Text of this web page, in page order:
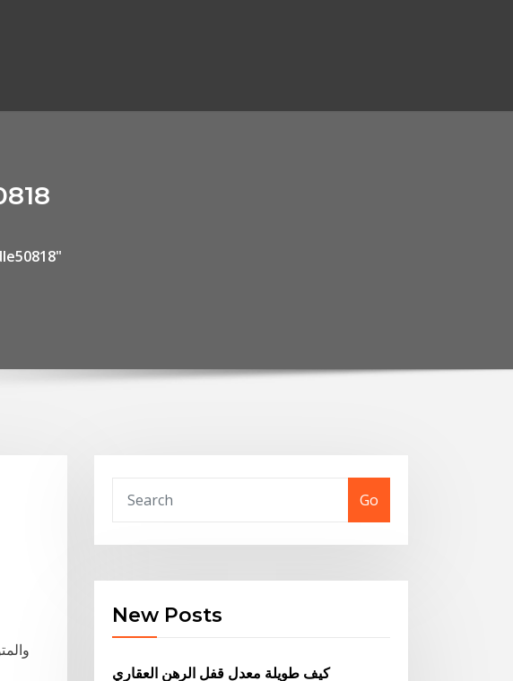
Go
New Posts
كيف طويلة معدل قفل الرهن العقاري